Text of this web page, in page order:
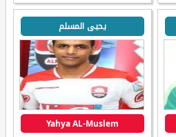
يحيى المسلم
Yahya AL-Muslem